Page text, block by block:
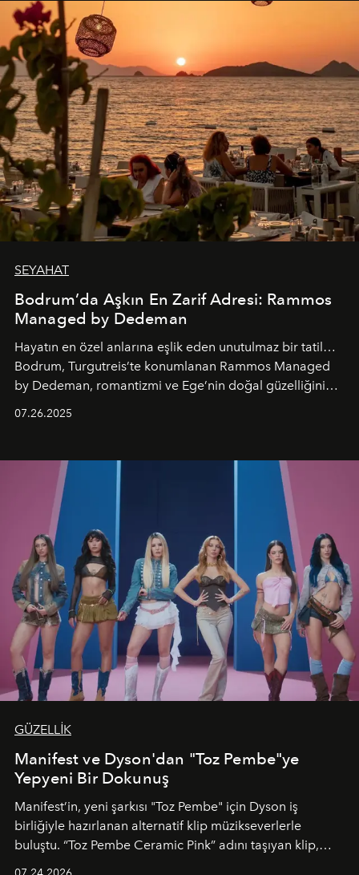
SEYAHAT
Bodrum’da Aşkın En Zarif Adresi: Rammos
Managed by Dedeman
Hayatın en özel anlarına eşlik eden unutulmaz bir tatil…
Bodrum, Turgutreis’te konumlanan Rammos Managed
by Dedeman, romantizmi ve Ege’nin doğal güzelliğini
07.26.2025
GÜZELLİK
Manifest ve Dyson'dan "Toz Pembe"ye
Yepyeni Bir Dokunuş
Manifest’in, yeni şarkısı "Toz Pembe" için Dyson iş
birliğiyle hazırlanan alternatif klip müzikseverlerle
buluştu. “Toz Pembe Ceramic Pink” adını taşıyan klip,